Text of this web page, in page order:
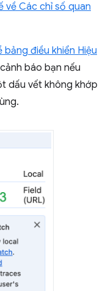
về Các chỉ số quan
điều khiển Hiệu
báo bạn nếu
dấu vết không khớp